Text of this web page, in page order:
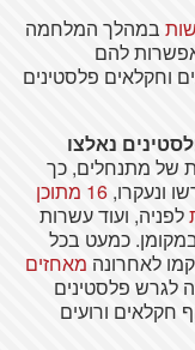
במהלך המלחמה
להם
וחקלאים פלסטינים
פלסטינים נאלצו
של מתנחלים, כך
16 מתוכן
לפניה, ועוד עשרות
כמעט בכל
לאחרונה מאחזים
לגרש פלסטינים
חקלאים ורועים